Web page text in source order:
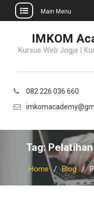
content
Main Menu
IMKOM
Kursus Web Jogja |
082 226 036 660
Tag:
Home Blog